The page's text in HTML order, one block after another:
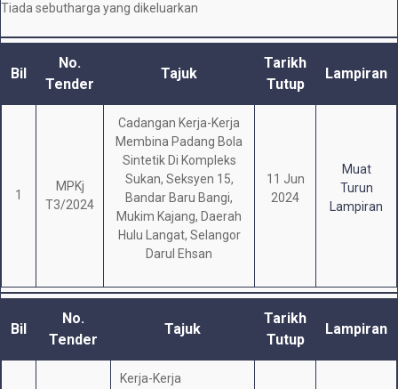
Tiada sebutharga yang dikeluarkan
Bil
No.
Tender
Tajuk
Tarikh
Tutup
Lampiran
1
MPKj
T3/2024
Cadangan Kerja-Kerja
Membina Padang Bola
Sintetik Di Kompleks
Sukan, Seksyen 15,
Bandar Baru Bangi,
Mukim Kajang, Daerah
Hulu Langat, Selangor
Darul Ehsan
11 Jun
2024
Muat
Turun
Lampiran
Bil
No.
Tender
Tajuk
Tarikh
Tutup
Lampiran
Kerja-Kerja